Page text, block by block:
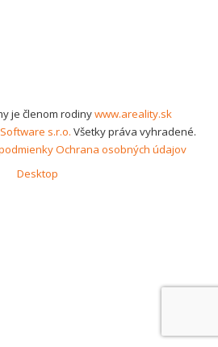
je členom rodinywww.areality.sk
s.r.o. Všetky práva vyhradené.
Ochrana osobných údajov
Desktop